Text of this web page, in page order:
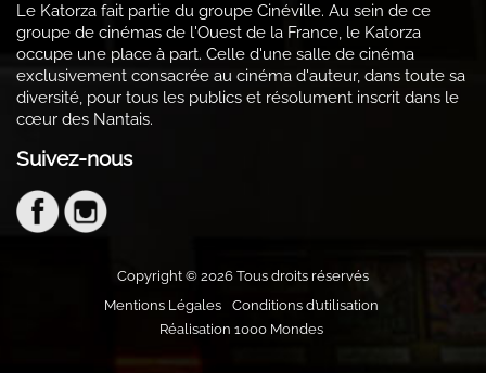
Le Katorza fait partie du groupe Cinéville. Au sein de ce
groupe de cinémas de l'Ouest de la France, le Katorza
occupe une place à part. Celle d'une salle de cinéma
exclusivement consacrée au cinéma d'auteur, dans toute sa
diversité, pour tous les publics et résolument inscrit dans le
cœur des Nantais.
Suivez-nous
Copyright © 2026 Tous droits réservés
Mentions Légales
Conditions d’utilisation
Réalisation 1000 Mondes